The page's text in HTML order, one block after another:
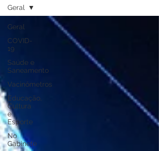
Geral
COVID-
19
Saúde e
Saneamento
Vacinômetros
Educação,
Cultura
e
Esporte
No
Gabinete
Geral